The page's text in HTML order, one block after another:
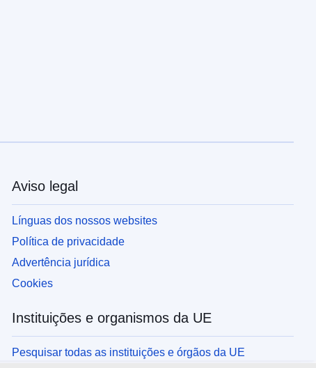
Aviso legal
Línguas dos nossos websites
Política de privacidade
Advertência jurídica
Cookies
Instituições e organismos da UE
Pesquisar todas as instituições e órgãos da UE